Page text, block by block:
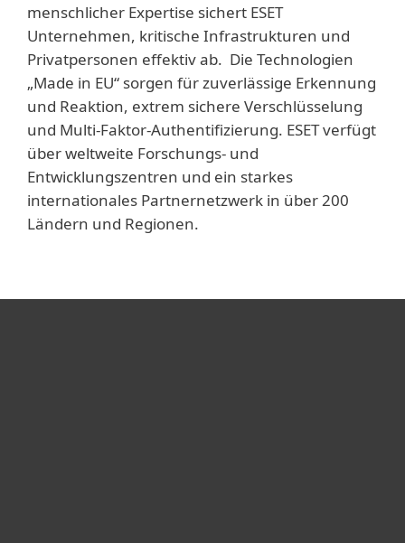
menschlicher Expertise sichert ESET
Unternehmen, kritische Infrastrukturen und
Privatpersonen effektiv ab. Die Technologien
„Made in EU“ sorgen für zuverlässige Erkennung
und Reaktion, extrem sichere Verschlüsselung
und Multi-Faktor-Authentifizierung. ESET verfügt
über weltweite Forschungs- und
Entwicklungszentren und ein starkes
internationales Partnernetzwerk in über 200
Ländern und Regionen.